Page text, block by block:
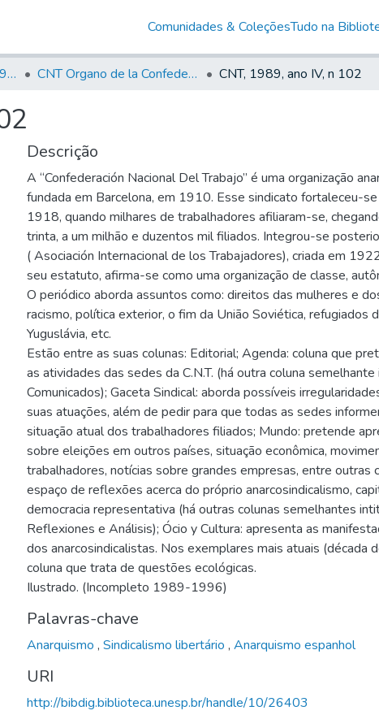
Comunidades & ColeçõesTudo na
Canto Libertário (1906-1995) CNT Organo de la Confederacion Nacional del Trabajo CNT, 1989, ano IV, n 102
Descrição
A “Confederación Nacional Del Trabajo” é uma organização
fundada em Barcelona, em 1910. Esse sindicato fortaleceu-
1918, quando milhares de trabalhadores afiliaram-se,
trinta, a um milhão e duzentos mil filiados. Integrou-se
( Asociación Internacional de los Trabajadores), criada em
seu estatuto, afirma-se como uma organização de classe,
O periódico aborda assuntos como: direitos das mulheres e
racismo, política exterior, o fim da União Soviética, refugiados
Yuguslávia, etc.
Estão entre as suas colunas: Editorial; Agenda: coluna que
as atividades das sedes da C.N.T. (há outra coluna
Comunicados); Gaceta Sindical: aborda possíveis
suas atuações, além de pedir para que todas as sedes
situação atual dos trabalhadores filiados; Mundo: pretende
sobre eleições em outros países, situação econômica,
trabalhadores, notícias sobre grandes empresas, entre outras
espaço de reflexões acerca do próprio anarcosindicalismo,
democracia representativa (há outras colunas semelhantes
Reflexiones e Análisis); Ócio y Cultura: apresenta as
dos anarcosindicalistas. Nos exemplares mais atuais (década
coluna que trata de questões ecológicas.
Ilustrado. (Incompleto 1989-1996)
Palavras-chave
Anarquismo , Sindicalismo libertário , Anarquismo espanhol
URI
http://bibdig.biblioteca.unesp.br/handle/10/26403